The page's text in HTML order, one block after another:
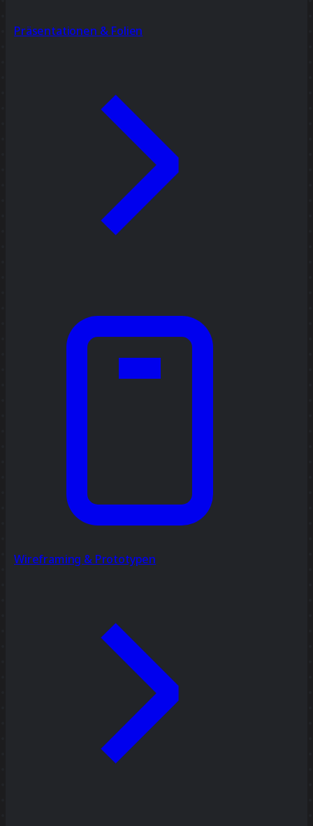
Präsentationen & Folien
Wireframing & Prototypen